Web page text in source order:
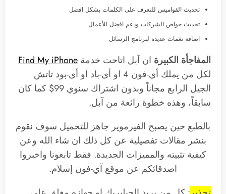
تحديث القواميس للتعرف على الكلمات بشكل افضل
تحديث خواص الشركات ودعم افضل للأعمال
اضافة نغمات عديدة لبرنامج الرسائل
المفاجأة الكبيرة ان آبل اتاحت خدمة Find My iPhone
لكل من يملك أي-فون 4 او أي-باد او أي-بود تاتش
الجيل الرابع مجاناً وبدون اشتراك سنوي 99$ كما كان
سابقاً، وهذه خطوة رائعة من آبل.
بالطبع حين يصبح الفيرموير جاهز للتحميل سوف نقوم
بنشر مقالات تفصيلية عن كل ذلك ان شاء الله وعن
كيفية تثبيته والمميزات الجديدة. فقط تابعونا واخبروا
اصدقائكم عن موقع آي-فون إسلام.